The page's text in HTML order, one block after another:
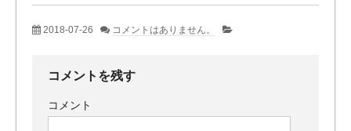
2018-07-26 コメントはありません。
コメントを残す
コメント